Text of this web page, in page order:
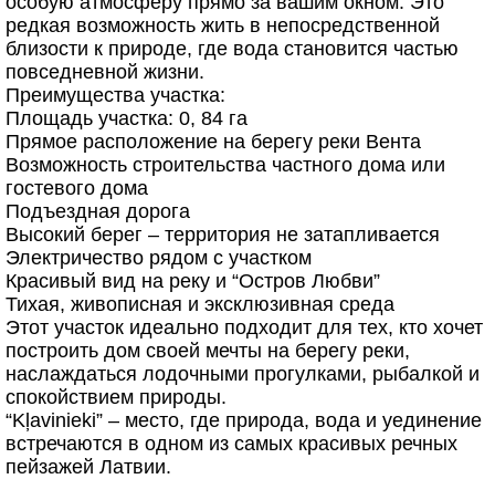
редкая возможность жить в непосредственной
близости к природе, где вода становится частью
повседневной жизни.
Преимущества участка:
Площадь участка: 0, 84 га
Прямое расположение на берегу реки Вента
Возможность строительства частного дома или
гостевого дома
Подъездная дорога
Высокий берег – территория не затапливается
Электричество рядом с участком
Красивый вид на реку и “Остров Любви”
Тихая, живописная и эксклюзивная среда
Этот участок идеально подходит для тех, кто хочет
построить дом своей мечты на берегу реки,
наслаждаться лодочными прогулками, рыбалкой и
спокойствием природы.
“Kļavinieki” – место, где природа, вода и уединение
встречаются в одном из самых красивых речных
пейзажей Латвии.